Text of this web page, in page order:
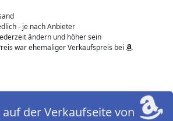
- je nach Anbieter
ändern und höher sein
war ehemaliger Verkaufspreis bei
der Verkaufseite von